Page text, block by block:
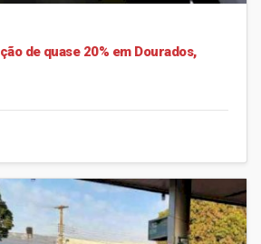
de quase 20% em Dourados,